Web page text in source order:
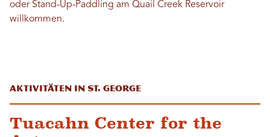
oder Stand-Up-Paddling am Quail Creek Reservoir
willkommen.
Aktivitäten in St. George
Tuacahn Center for the